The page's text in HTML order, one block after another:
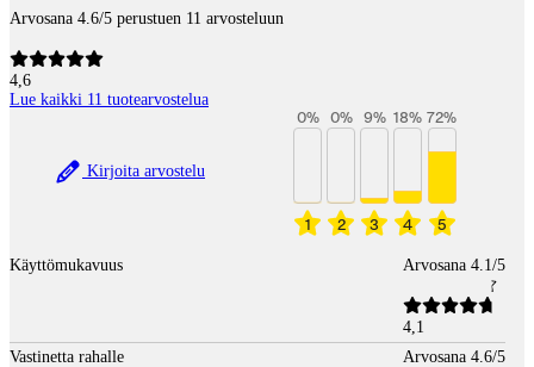
Arvosana 4.6/5 perustuen 11 arvosteluun
4,6
Lue kaikki 11 tuotearvostelua
Kirjoita arvostelu
1
0%
2
0%
3
9%
4
18%
5
72%
Käyttömukavuus Arvosana 4.1/5
4,1
Vastinetta rahalle
Arvosana 4.6/5